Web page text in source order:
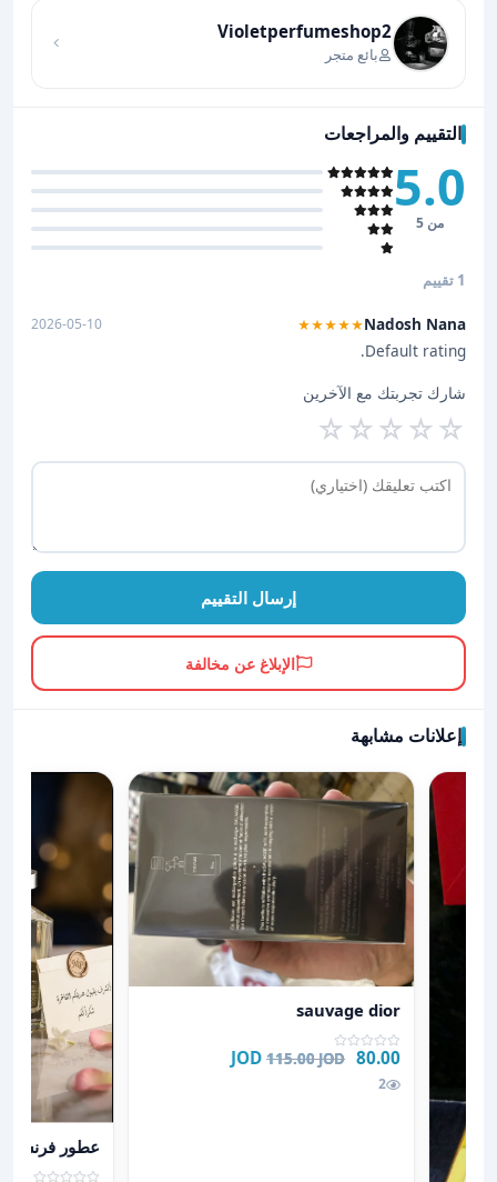
Violetperfumeshop2
بائع متجر
التقييم والمراجعات
5.0
من 5
1 تقييم
Nadosh Nana
★★★★★
2026-05-10
Default rating.
شارك تجربتك مع الآخرين
☆
☆
☆
☆
☆
إرسال التقييم
الإبلاغ عن مخالفة
إعلانات مشابهة
عرض تفاصيل sauvage dior
sauvage dior
80.00 JOD
115.00 JOD
2
عرض تفاصيل
عطور فرنسيه